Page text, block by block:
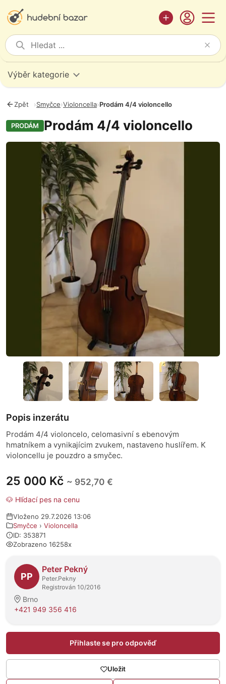
Výběr kategorie
Zpět ›Smyčce›Violoncella›Prodám 4/4 violoncello
PRODÁM Prodám 4/4 violoncello
Fotografie
25 000 Kč ~ 952,70 €
🐶 Hlídací pes na cenu
Vloženo 29.7.2026 13:06
Smyčce › Violoncella
ID: 353871
Zobrazeno 16258x
O prodejci
PP
Peter Pekný
Peter.Pekny
Registrován 10/2016
Brno
+421 949 356 416
Přihlaste se pro odpověď
Uložit
Popis inzerátu
Prodám 4/4 violoncelo, celomasivní s ebenovým
hmatníkem a vynikajícim zvukem, nastaveno huslířem. K
violoncellu je pouzdro a smyčec.